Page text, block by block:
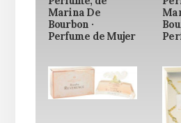
Marina De
Bourbon ·
Perfume de Mujer